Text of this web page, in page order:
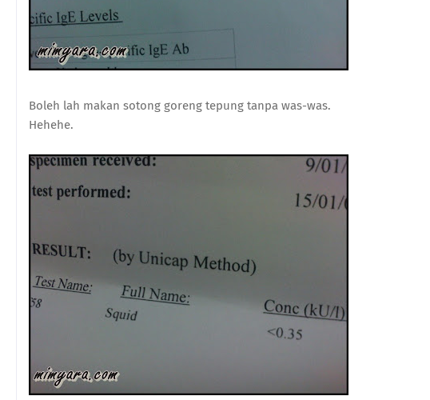
Boleh lah makan sotong goreng tepung tanpa was-was.
Hehehe.